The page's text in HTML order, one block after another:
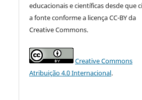
educacionais e científicas desde que
a fonte conforme a licença CC-BY da
Creative Commons.
Creative Commons
Atribuição 4.0 Internacional.